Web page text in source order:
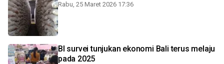
Rabu, 25 Maret 2026 17:36
BI survei tunjukan ekonomi Bali terus melaju
pada 2025